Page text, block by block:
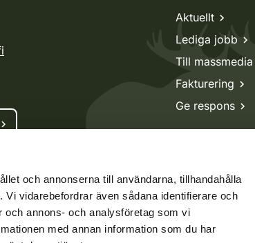
och annonserna till användarna, tillhandahålla
vidarebefordrar även sådana identifierare och
och annons- och analysföretag som vi
med annan information som du har
dispenser
Aktuellt
Lediga jobb
Till massmedia
Fakturering
Ge respons